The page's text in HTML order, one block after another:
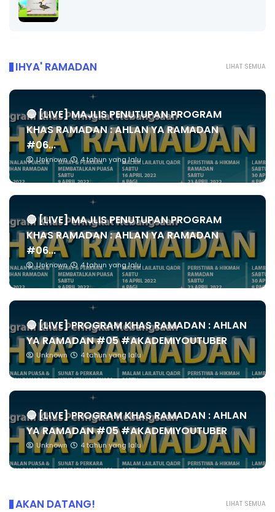
LIHAT SEMUA
IHYA' RAMADAN
🔴 [LIVE] MAJLIS PENUTUPAN PROGRAM
KHAS RAMADAN : AHLAN YA RAMADAN
#06...
Unknown 4 tahun yang lalu
🔴 [LIVE] MAJLIS PENUTUPAN PROGRAM
KHAS RAMADAN : AHLAN YA RAMADAN
#06...
Unknown 4 tahun yang lalu
🔴 [LIVE] PROGRAM KHAS RAMADAN : AHLAN
YA RAMADAN #05 #AKADEMIYOUTUBER
Unknown 4 tahun yang lalu
🔴 [LIVE] PROGRAM KHAS RAMADAN : AHLAN
YA RAMADAN #05 #AKADEMIYOUTUBER
Unknown 4 tahun yang lalu
LIHAT SEMUA
AKAN DATANG!